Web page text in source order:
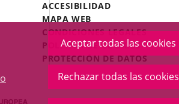
Aceptar todas las cookies
Rechazar todas las cookies
Menú
Legal
Footer
ACCESIBILIDAD
MAPA WEB
CONDICIONES LEGALES
POLÍTICA DE COOKIES
PROTECCIÓN DE DATOS